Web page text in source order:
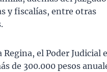
y fiscalías, entre otras
el Poder Judicial
de 300.000 pesos